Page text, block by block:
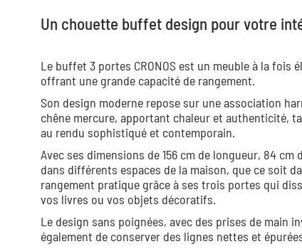
Un chouette buffet design pour votre
Le buffet 3 portes CRONOS est un meuble à la
offrant une grande capacité de rangement.
Son design moderne repose sur une association
chêne mercure, apportant chaleur et authenticité,
au rendu sophistiqué et contemporain.
Avec ses dimensions de 156 cm de longueur, 84
dans différents espaces de la maison, que ce soit
rangement pratique grâce à ses trois portes qui
vos livres ou vos objets décoratifs.
Le design sans poignées, avec des prises de main
également de conserver des lignes nettes et